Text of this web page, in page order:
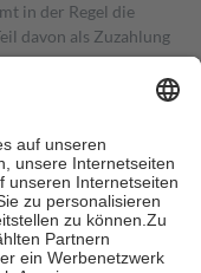
in der Regel die
davon als Zuzahlung
in Höhe von zehn
als die tatsächlichen
Online-Apotheken.
beträgt die
Euro je